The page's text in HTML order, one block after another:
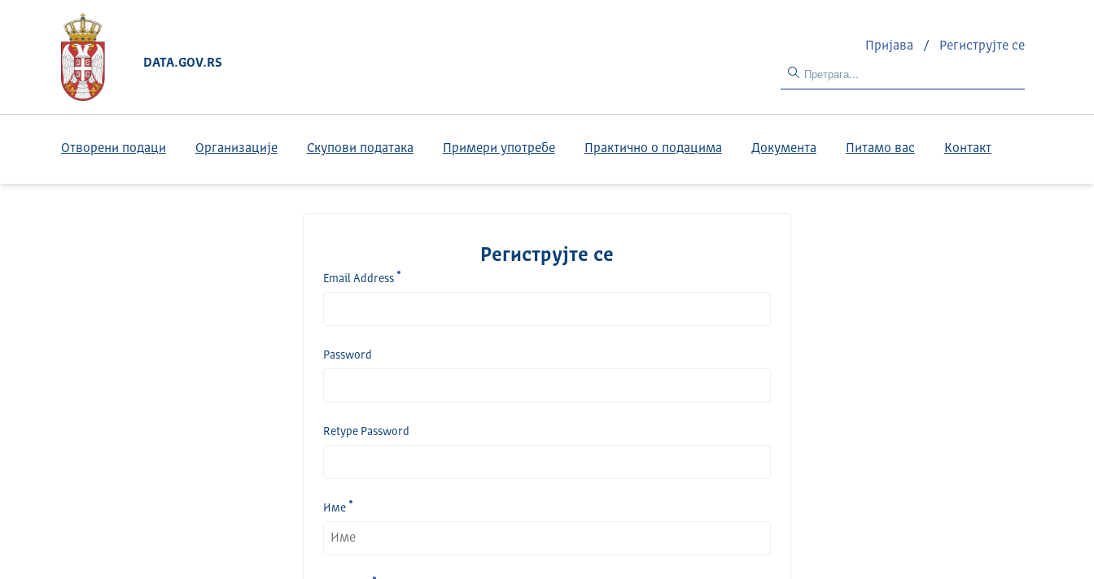
DATA.GOV.RS
Пријава / Региструјте се
Отворени подаци Организације Скупови података Примери употребе Практично о подацима Документа Питамо вас Контакт
Региструјте се
Email Address
Password
Retype Password
Име